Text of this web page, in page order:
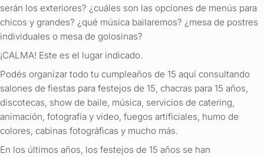
serán los exteriores? ¿cuáles son las opciones de menús para
chicos y grandes? ¿qué música bailaremos? ¿mesa de postres
individuales o mesa de golosinas?
¡CALMA! Este es el lugar indicado.
Podés organizar todo tu cumpleaños de 15 aquí consultando
salones de fiestas para festejos de 15, chacras para 15 años,
discotecas, show de baile, música, servicios de catering,
animación, fotografía y video, fuegos artificiales, humo de
colores, cabinas fotográficas y mucho más.
En los últimos años, los festejos de 15 años se han